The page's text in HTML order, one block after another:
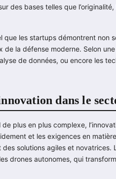
des bases telles que
que les startups démontrent non
de la défense moderne. Selon une
de données, ou encore les
dans le
plus en plus complexe,
et les exigences en
solutions agiles et novatrices.
drones autonomes, qui